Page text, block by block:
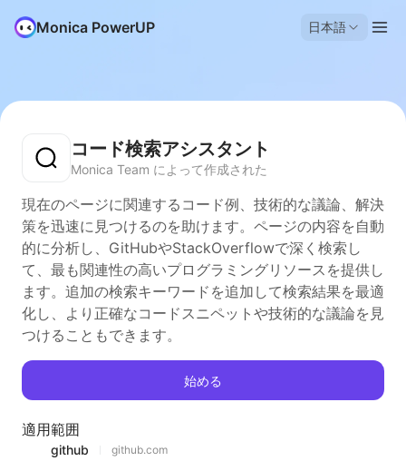
Monica PowerUP 日本語
コード検索アシスタント
Monica Team によって作成された
現在のページに関連するコード例、技術的な議論、解決
策を迅速に見つけるのを助けます。ページの内容を自動
的に分析し、GitHubやStackOverflowで深く検索し
て、最も関連性の高いプログラミングリソースを提供し
ます。追加の検索キーワードを追加して検索結果を最適
化し、より正確なコードスニペットや技術的な議論を見
つけることもできます。
始める
適用範囲
github github.com